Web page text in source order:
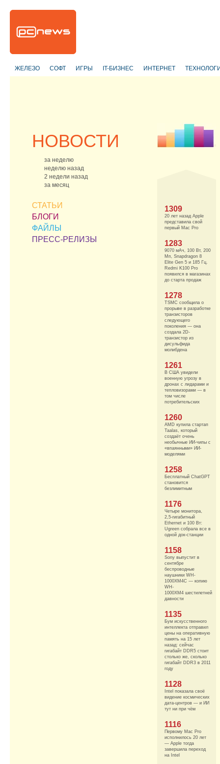
ЖЕЛЕЗО СОФТ ИГРЫ IT-БИЗНЕС ИНТЕРНЕТ
НОВОСТИ
за неделю
неделю назад
2 недели назад
за месяц
СТАТЬИ
БЛОГИ
ФАЙЛЫ
ПРЕСС-РЕЛИЗЫ
1309
20 лет назад Apple
представила свой
первый Mac Pro
1283
9070 мАч, 100 Вт, 200
Мп, Snapdragon 8
Elite Gen 5 и 185 Гц.
Redmi K100 Pro
появился в магазинах
до старта продаж
1278
TSMC сообщила о
прорыве в разработке
транзисторов
следующего
поколения — она
создала 2D-
транзистор из
дисульфида
молибдена
1261
В США увидели
военную угрозу в
дронах с лидарами и
тепловизорами — в
том числе
потребительских
1260
AMD купила стартап
Taalas, который
создаёт очень
необычные ИИ-чипы с
«впаянными» ИИ-
моделями
1258
Бесплатный ChatGPT
становится
безлимитным
1176
Четыре монитора,
2,5-гигабитный
Ethernet и 100 Вт:
Ugreen собрала все в
одной док-станции
1158
Sony выпустит в
сентябре
беспроводные
наушники WH-
1000XM4C — копию
WH-
1000XM4 шестилетней
давности
1135
Бум искусственного
интеллекта отправил
цены на оперативную
память на 15 лет
назад: сейчас
гигабайт DDR5 стоит
столько же, сколько
гигабайт DDR3 в 2011
году
1128
Intel показала своё
видение космических
дата-центров — и ИИ
тут ни при чём
1116
Первому Mac Pro
исполнилось 20 лет
— Apple тогда
завершила переход
на Intel